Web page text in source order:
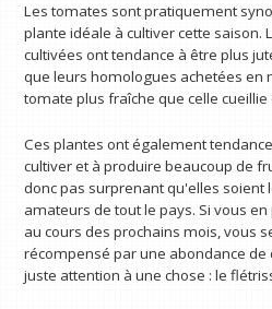
Les tomates sont pratiquement
plante idéale à cultiver cette
cultivées ont tendance à être plus
que leurs homologues achetées en
tomate plus fraîche que celle
Ces plantes ont également
cultiver et à produire beaucoup de
donc pas surprenant qu'elles
amateurs de tout le pays. Si vous
au cours des prochains mois, vous
récompensé par une abondance de
juste attention à une chose : le